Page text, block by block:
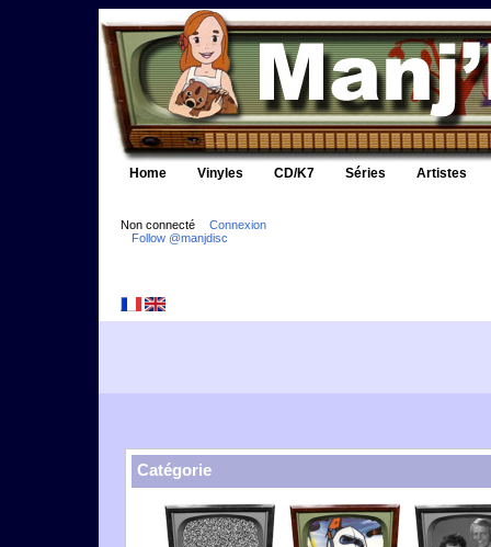
Home Vinyles CD/K7 Séries Artistes
Non connecté
Connexion
Follow @manjdisc
Catégorie